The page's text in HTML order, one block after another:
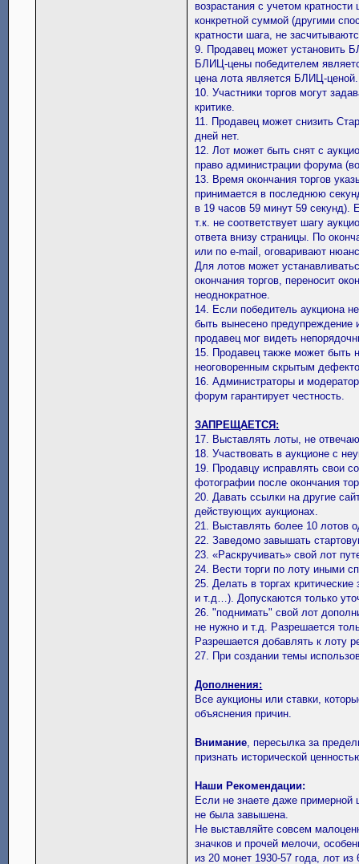
возрастания с учетом
конкретной суммой (другими
кратности шага, не
9. Продавец может установить
БЛИЦ-цены победителем
цена лота является БЛИЦ-ценой.
10. Участники торгов могут
критике.
11. Продавец может снизить
дней нет.
12. Лот может быть снят с
право администрации форума
13. Время окончания торгов
принимается в последнюю
в 19 часов 59 минут 59 секунд).
т.к. не соответствует шагу
ответа внизу страницы. По
или по e-mail, оговаривают
Для лотов может
окончания торгов, переносит
неоднократное.
14. Если победитель аукциона
быть вынесено предупреждение
продавец мог видеть
15. Продавец также может быть
неоговоренным скрытым
16. Администраторы и
форум гарантирует честность.
ЗАПРЕЩАЕТСЯ:
17. Выставлять лоты, не
18. Участвовать в аукционе с
19. Продавцу исправлять свои
фотографии после окончания
20. Давать ссылки на другие
действующих аукционах.
21. Выставлять более 10 лотов
22. Заведомо завышать
23. «Раскручивать» свой лот
24. Вести торги по лоту иными
25. Делать в торгах
и т.д…). Допускаются только
26. "поднимать" свой лот
не нужно и т.д. Разрешается
Разрешается добавлять к лоту
27. При создании темы
Дополнения:
Все аукционы или ставки,
объяснения причин.
Внимание, пересылка за
признать исторической
Наши Рекомендации:
Если не знаете даже
не была завышена.
Не выставляйте совсем
значков и прочей мелочи,
из 20 монет 1930-57 года, лот